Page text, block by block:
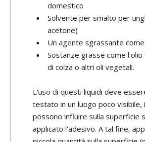
domestico
Solvente per smalto per
acetone)
Un agente sgrassante
Sostanze grasse come l'olio
di colza o altri oli vegetali.
L'uso di questi liquidi deve
testato in un luogo poco visibile,
possono influire sulla superficie
applicato l'adesivo. A tal fine,